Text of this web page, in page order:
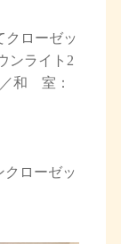
ローゼッ
ンライト2
和 室：
クローゼッ